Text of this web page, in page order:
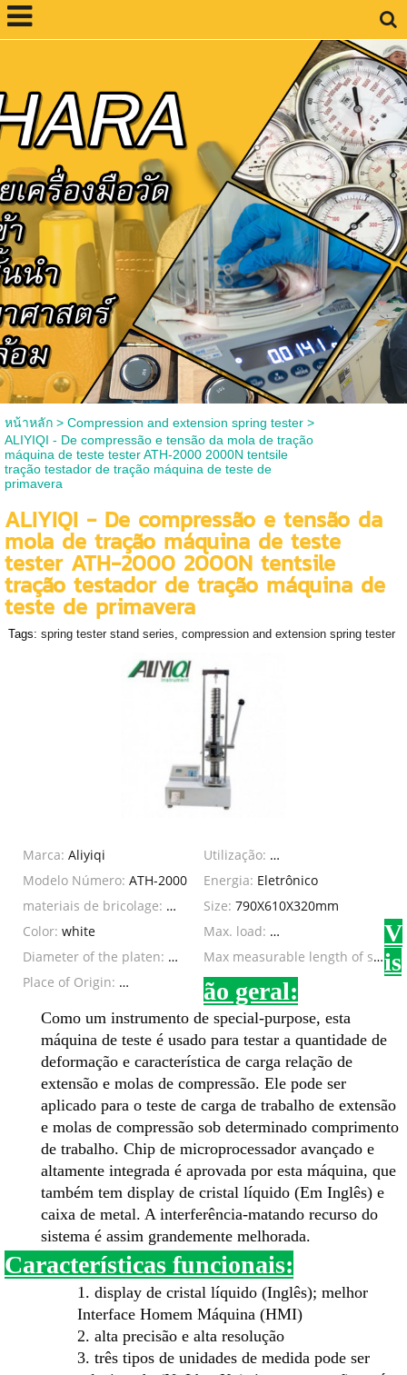
หน้าหลัก> Compression and extension spring tester>
ALIYIQI - De compressão e tensão da mola de tração
máquina de teste tester ATH-2000 2000N tentsile
tração testador de tração máquina de teste de
primavera
ALIYIQI - De compressão e tensão da
mola de tração máquina de teste
tester ATH-2000 2000N tentsile
tração testador de tração máquina de
teste de primavera
Tags: spring tester stand series, compression and extension spring tester
Marca: Aliyiqi Utilização:
Máquina de teste de
Modelo Número: ATH-2000 Energia: Eletrônico
materiais de bricolage:
Metalurgia
Size: 790X610X320mm
Color: white Max. load:
2000N/200kg/450Lb
Diameter of the platen:
108mm
Max measurable length of spring :
Place of Origin:
Zhejiang, China (Mainland)
V
is
ão geral:
Como um instrumento de special-purpose, esta
máquina de teste é usado para testar a quantidade de
deformação e característica de carga relação de
extensão e molas de compressão. Ele pode ser
aplicado para o teste de carga de trabalho de extensão
e molas de compressão sob determinado comprimento
de trabalho. Chip de microprocessador avançado e
altamente integrada é aprovada por esta máquina, que
também tem display de cristal líquido (Em Inglês) e
caixa de metal. A interferência-matando recurso do
sistema é assim grandemente melhorada.
Características funcionais:
1. display de cristal líquido (Inglês); melhor
Interface Homem Máquina (HMI)
2. alta precisão e alta resolução
3. três tipos de unidades de medida pode ser